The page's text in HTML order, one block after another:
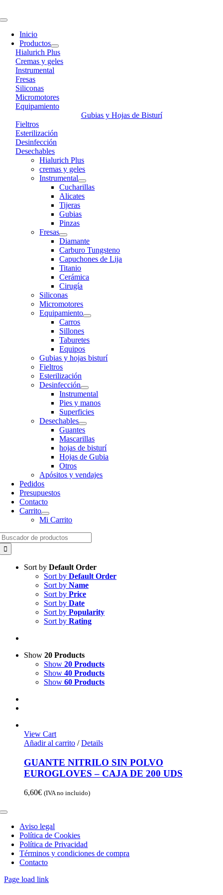
to
Toggle
Navigation
Inicio
Productos
Hialurich Plus
Cremas y geles
Instrumental
Fresas
Siliconas
Micromotores
Equipamiento
Gubias y Hojas de Bisturí
Fieltros
Esterilización
Desinfección
Desechables
Hialurich Plus
cremas y geles
Instrumental
Cucharillas
Alicates
Tijeras
Gubias
Pinzas
Fresas
Diamante
Carburo Tungsteno
Capuchones de Lija
Titanio
Cerámica
Cirugía
Siliconas
Micromotores
Equipamiento
Carros
Sillones
Taburetes
Equipos
Gubias y hojas bisturí
Fieltros
Esterilización
Desinfección
Instrumental
Pies y manos
Superficies
Desechables
Guantes
Mascarillas
hojas de bisturí
Hojas de Gubia
Otros
Apósitos y vendajes
Pedidos
Presupuestos
Contacto
Carrito
Mi Carrito
Sort by Default Order
Sort by Default Order
Sort by Name
Sort by Price
Sort by Date
Sort by Popularity
Sort by Rating
Show 20 Products
Show 20 Products
Show 40 Products
Show 60 Products
View Cart
Añadir al carrito / Details
GUANTE NITRILO SIN POLVO
EUROGLOVES – CAJA DE 200 UDS
6,60€ (IVA no incluido)
Toggle
NavigationAviso legal
Política de Cookies
Política de Privacidad
Términos y condiciones de compra
Contacto
Page load link